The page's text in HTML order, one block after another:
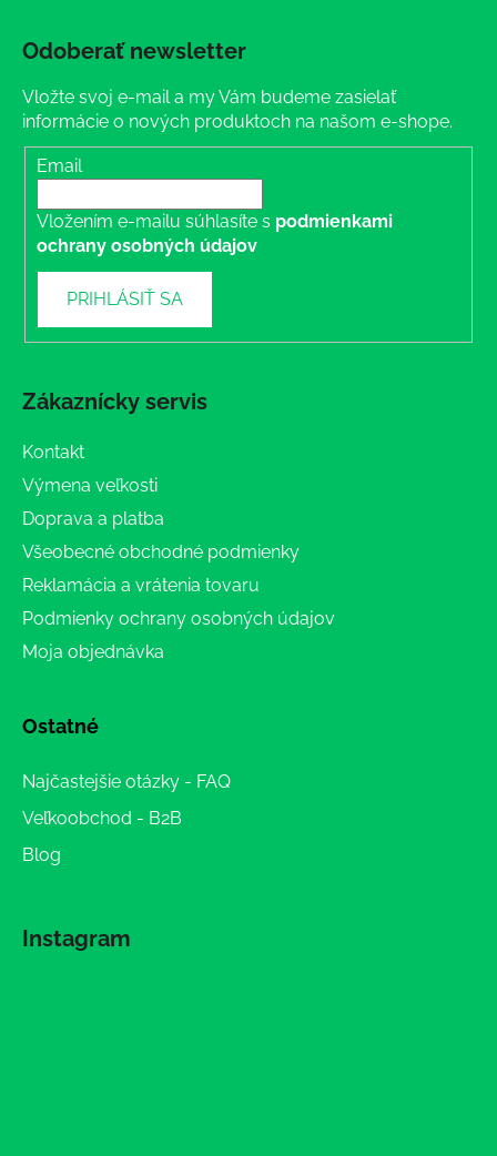
Odoberať newsletter
Vložte svoj e-mail a my Vám budeme zasielať
informácie o nových produktoch na našom e-shope.
Email
Vložením e-mailu súhlasíte s podmienkami
ochrany osobných údajov
PRIHLÁSIŤ SA
Zákaznícky servis
Kontakt
Výmena veľkosti
Doprava a platba
Všeobecné obchodné podmienky
Reklamácia a vrátenia tovaru
Podmienky ochrany osobných údajov
Moja objednávka
Ostatné
Najčastejšie otázky - FAQ
Veľkoobchod - B2B
Blog
Instagram